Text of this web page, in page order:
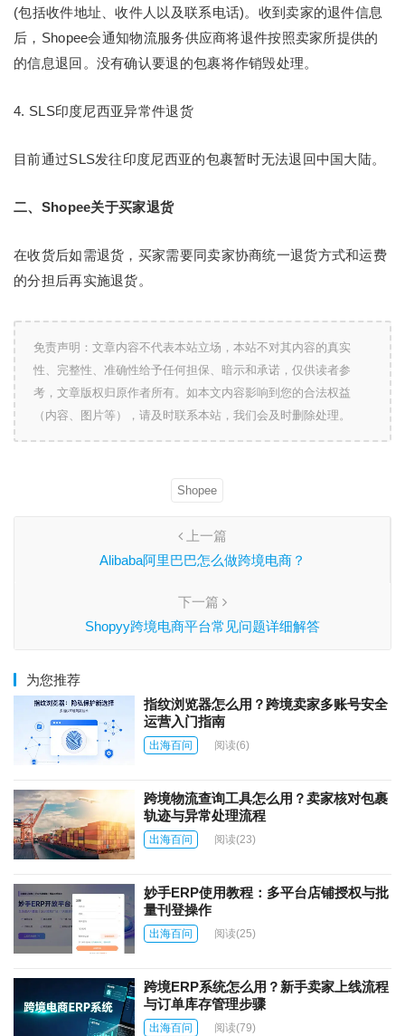
(包括收件地址、收件人以及联系电话)。收到卖家的退件信息
后，Shopee会通知物流服务供应商将退件按照卖家所提供的
的信息退回。没有确认要退的包裹将作销毁处理。
4. SLS印度尼西亚异常件退货
目前通过SLS发往印度尼西亚的包裹暂时无法退回中国大陆。
二、Shopee关于买家退货
在收货后如需退货，买家需要同卖家协商统一退货方式和运费
的分担后再实施退货。
免责声明：文章内容不代表本站立场，本站不对其内容的真实
性、完整性、准确性给予任何担保、暗示和承诺，仅供读者参
考，文章版权归原作者所有。如本文内容影响到您的合法权益
（内容、图片等），请及时联系本站，我们会及时删除处理。
Shopee
上一篇
Alibaba阿里巴巴怎么做跨境电商？
下一篇
Shopyy跨境电商平台常见问题详细解答
为您推荐
指纹浏览器怎么用？跨境卖家多账号安全
运营入门指南
出海百问 阅读(6)
跨境物流查询工具怎么用？卖家核对包裹
轨迹与异常处理流程
出海百问 阅读(23)
妙手ERP使用教程：多平台店铺授权与批
量刊登操作
出海百问 阅读(25)
跨境ERP系统怎么用？新手卖家上线流程
与订单库存管理步骤
出海百问 阅读(79)